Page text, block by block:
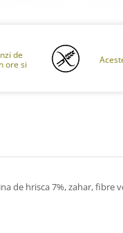
de
ore si
de hrisca 7%, zahar, fibre